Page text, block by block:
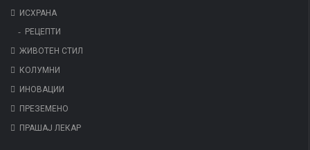
ИСХРАНА
РЕЦЕПТИ
ЖИВОТЕН СТИЛ
КОЛУМНИ
ИНОВАЦИИ
ПРЕЗЕМЕНО
ПРАШАЈ ЛЕКАР